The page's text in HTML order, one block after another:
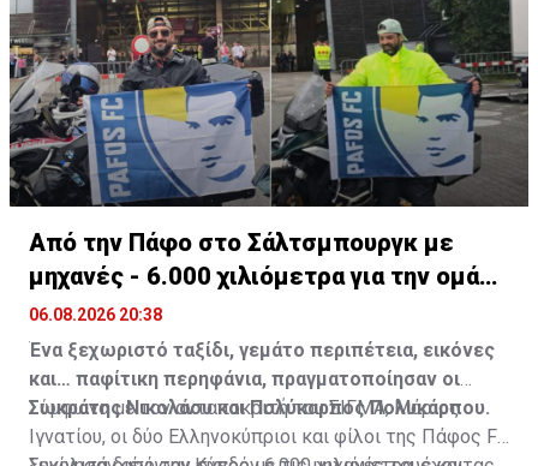
Από την Πάφο στο Σάλτσμπουργκ με
μηχανές - 6.000 χιλιόμετρα για την ομάδα
τους
06.08.2026 20:38
Ένα ξεχωριστό ταξίδι, γεμάτο περιπέτεια, εικόνες
και… παφίτικη περηφάνια, πραγματοποίησαν οι
Σωκράτης Νικολάου και Πολύκαρπος Πολυκάρπου.
Σύμφωνα με τον ανταποκριτή του ΣΙΓΜΑ, Μάριος
Ιγνατίου, οι δύο Ελληνοκύπριοι και φίλοι της Πάφος FC